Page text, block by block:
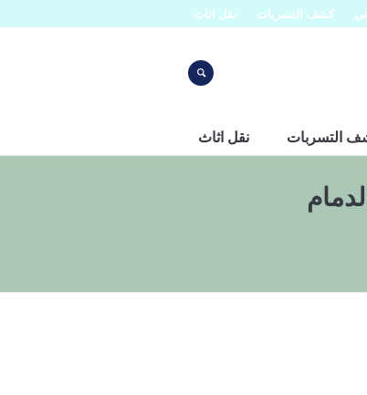
كشف التسربات نقل اثاث
التسربات نقل اثاث